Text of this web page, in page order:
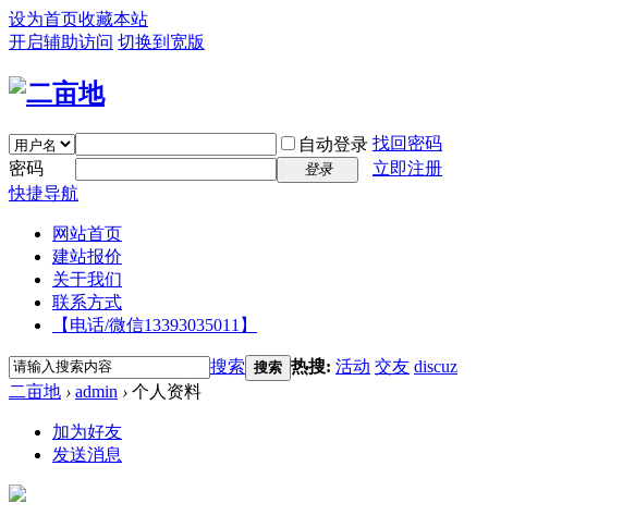
设为首页收藏本站
开启辅助访问 切换到宽版
自动登录 找回密码
密码
登录
立即注册
快捷导航
网站首页
建站报价
关于我们
联系方式
【电话/微信13393035011】
搜索 搜索 热搜: 活动 交友 discuz
二亩地 › admin › 个人资料
加为好友
发送消息